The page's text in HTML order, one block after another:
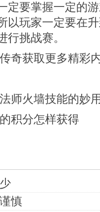
定要掌握一定的
以玩家一定要在
行挑战赛。
奇获取更多精彩
师火墙技能的妙
积分怎样获得
慎